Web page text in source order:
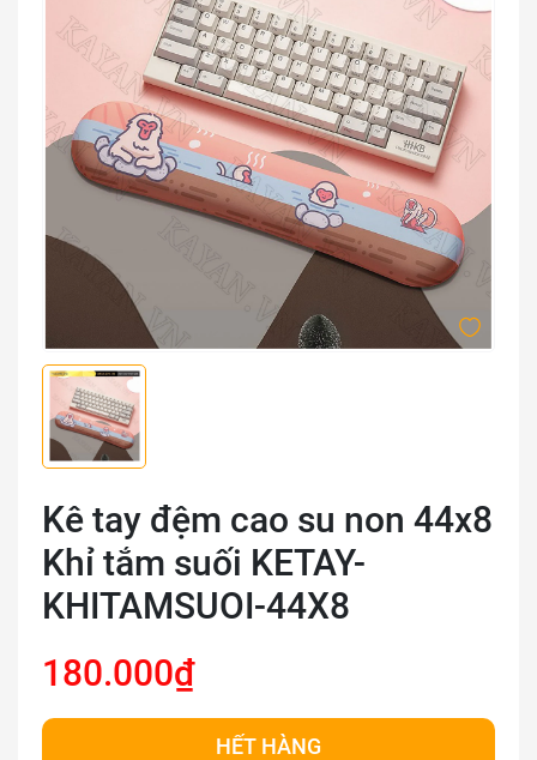
Kê tay đệm cao su non 44x8
Khỉ tắm suối KETAY-
KHITAMSUOI-44X8
180.000₫
HẾT HÀNG